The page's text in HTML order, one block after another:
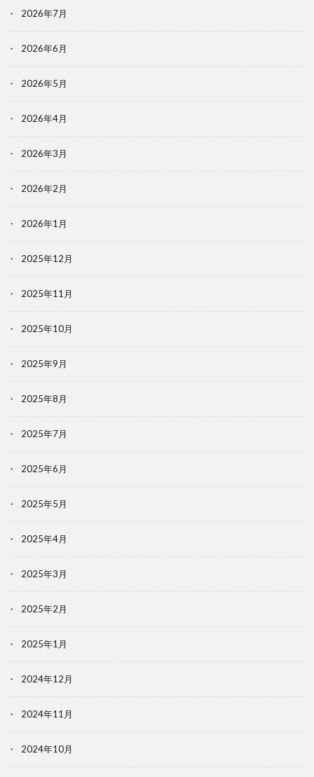
2026年7月
2026年6月
2026年5月
2026年4月
2026年3月
2026年2月
2026年1月
2025年12月
2025年11月
2025年10月
2025年9月
2025年8月
2025年7月
2025年6月
2025年5月
2025年4月
2025年3月
2025年2月
2025年1月
2024年12月
2024年11月
2024年10月